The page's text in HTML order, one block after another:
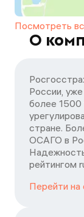
Посмотреть
О
России,
более 1500
стране.
ОСАГО в
рейтингом
Перейти на